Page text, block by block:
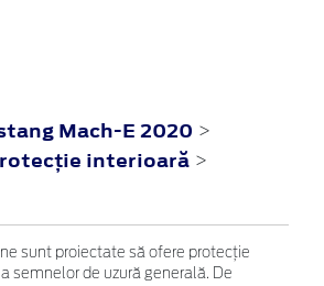
Mach-E 2020 >
interioară >
sunt proiectate să ofere protecție
semnelor de uzură generală. De